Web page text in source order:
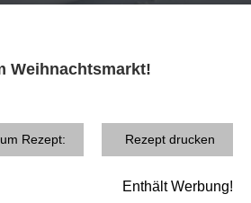
Weihnachtsmarkt!
Rezept: Rezept drucken
Enthält Werbung!